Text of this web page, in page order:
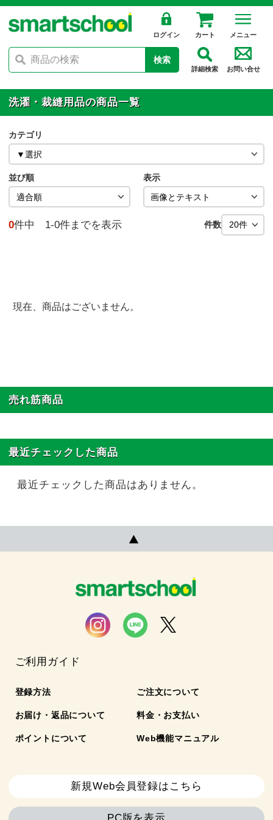
ログイン カート メニュー
検索
詳細検索 お問い合せ
洗濯・裁縫用品の商品一覧
カテゴリ
並び順 表示
0件中 1-0件までを表示 件数
現在、商品はございません。
売れ筋商品
最近チェックした商品
最近チェックした商品はありません。
ご利用ガイド
登録方法 ご注文について
お届け・返品について 料金・お支払い
ポイントについて Web機能マニュアル
新規Web会員登録はこちら